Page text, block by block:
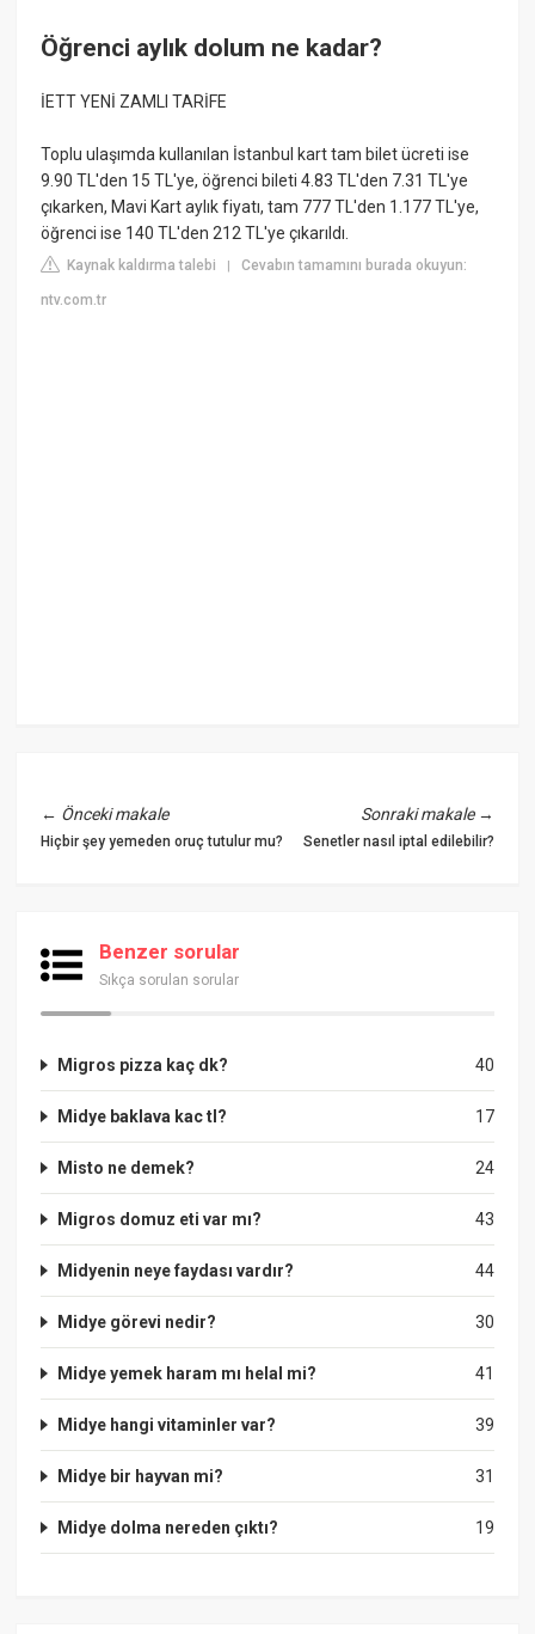
Öğrenci aylık dolum ne kadar?
İETT YENİ ZAMLI TARİFE
Toplu ulaşımda kullanılan İstanbul kart tam bilet ücreti ise
9.90 TL'den 15 TL'ye, öğrenci bileti 4.83 TL'den 7.31 TL'ye
çıkarken, Mavi Kart aylık fiyatı, tam 777 TL'den 1.177 TL'ye,
öğrenci ise 140 TL'den 212 TL'ye çıkarıldı.
Kaynak kaldırma talebi |Cevabın tamamını burada okuyun:
ntv.com.tr
← Önceki makale
Hiçbir şey yemeden oruç tutulur mu?
Sonraki makale→
Senetler nasıl iptal edilebilir?
Benzer sorular
Sıkça sorulan sorular
40
Migros pizza kaç dk?
17
Midye baklava kac tl?
24
Misto ne demek?
43
Migros domuz eti var mı?
44
Midyenin neye faydası vardır?
30
Midye görevi nedir?
41
Midye yemek haram mı helal mi?
39
Midye hangi vitaminler var?
31
Midye bir hayvan mi?
19
Midye dolma nereden çıktı?